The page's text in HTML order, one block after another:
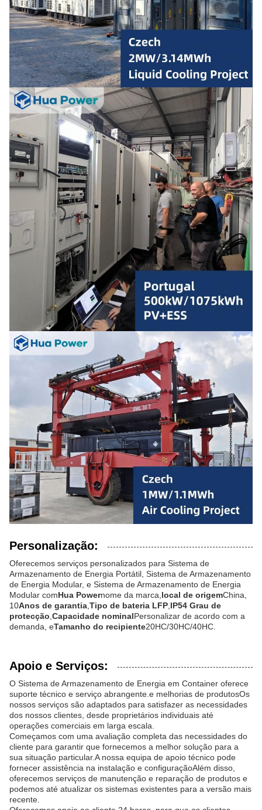
Personalização:
Oferecemos serviços personalizados para Sistema de
Armazenamento de Energia Portátil, Sistema de Armazenamento
de Energia Modular, e Sistema de Armazenamento de Energia
Modular comHua Powernome da marca, local de origemChina,
10Anos de garantia Tipo de bateria LFP IP54 Grau de
protecção Capacidade nominalPersonalizar de acordo com a
demanda, eTamanho do recipiente20HC/30HC/40HC.
Apoio e Serviços:
O Sistema de Armazenamento de Energia em Container oferece
suporte técnico e serviço abrangente.e melhorias de produtosOs
nossos serviços são adaptados para satisfazer as necessidades
dos nossos clientes, desde proprietários individuais até
operações comerciais em larga escala.
Começamos com uma avaliação completa das necessidades do
cliente para garantir que fornecemos a melhor solução para a
sua situação particular.A nossa equipa de apoio técnico pode
fornecer assistência na instalação e configuraçãoAlém disso,
oferecemos serviços de manutenção e reparação de produtos e
podemos até atualizar os sistemas existentes para a versão mais
recente.